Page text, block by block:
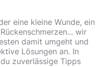
eine kleine Wunde, ein
wir
damit umgeht und
Lösungen an. In
zuverlässige Tipps